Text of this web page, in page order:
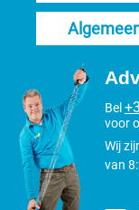
Bel
voor
Wij
van